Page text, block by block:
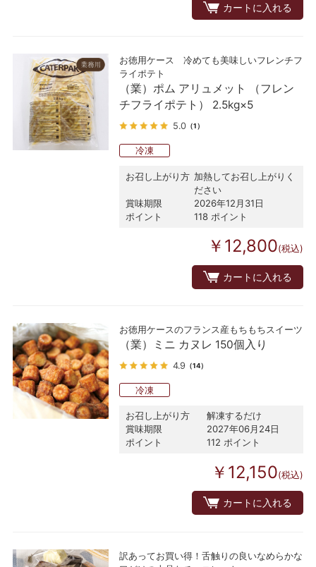
カートに入れる
お徳用ケース 冷めても美味しいフレンチフ
ライポテト
（業）ポム アリュメット （フレン
チフライポテト） 2.5kg×5
5.0 （1）
冷凍
お召し上がり方 加熱してお召し上がりく
ださい
賞味期限
2026年12月31日
ポイント
118 ポイント
￥12,800(税込)
カートに入れる
お徳用ケースのフランス産もちもちスイーツ
（業）ミニ カヌレ 150個入り
4.9 （14）
冷凍
お召し上がり方
解凍するだけ
賞味期限
2027年06月24日
ポイント
112 ポイント
￥12,150(税込)
カートに入れる
訳あってお買い得！舌触りの良いなめらかな